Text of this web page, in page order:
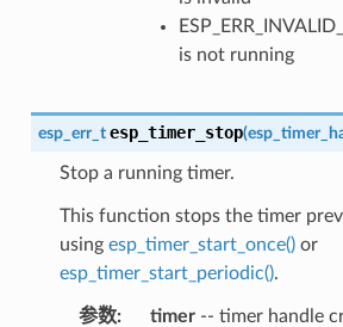
is not running
esp_err_t esp_timer_stop(
Stop a running timer.
This function stops the timer
using esp_timer_start_once()or
esp_timer_start_periodic().
参数: timer-- timer handle